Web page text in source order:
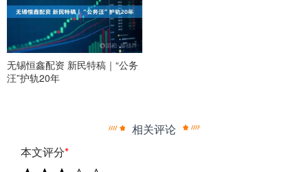
无锡恒鑫配资 新民特稿｜“公务
汪”护轨20年
相关评论
本文评分*